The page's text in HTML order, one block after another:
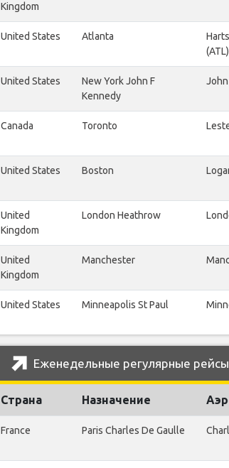
Kingdom
United States Atlanta
(ATL)
United States
New York John F
Kennedy
Canada Toronto
United States Boston
United
Kingdom
London Heathrow
United
Kingdom
Manchester
United States Minneapolis St Paul
Еженедельные регулярные
Страна Назначение
France Paris Charles De Gaulle